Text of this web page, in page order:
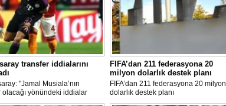
transfer iddialarını
"Jamal Musiala’nın
olacağı yönündeki iddialar
FIFA’dan 211 federasyona 20
milyon dolarlık destek planı
FIFA’dan 211 federasyona 20 milyon
dolarlık destek planı